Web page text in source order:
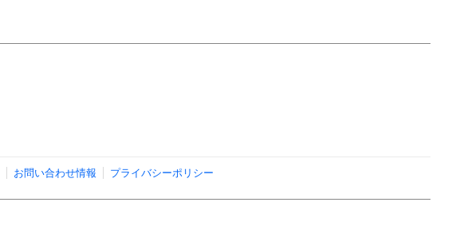
お問い合わせ情報 プライバシーポリシー